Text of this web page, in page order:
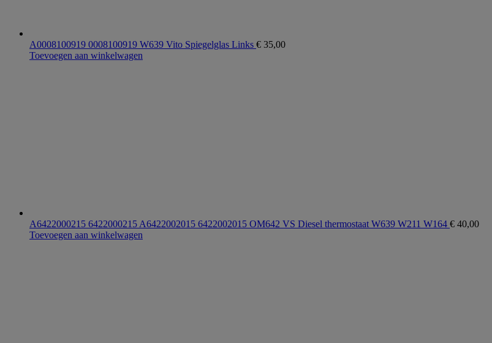
A0008100919 0008100919 W639 Vito Spiegelglas Links € 35,00
Toevoegen aan winkelwagen
A6422000215 6422000215 A6422002015 6422002015 OM642 VS Diesel thermostaat W639 W211 W164 € 40,00
Toevoegen aan winkelwagen